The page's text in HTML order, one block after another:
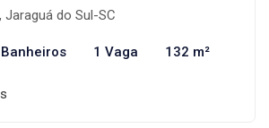
Jaraguá do Sul-SC
1 Vaga 132 m²